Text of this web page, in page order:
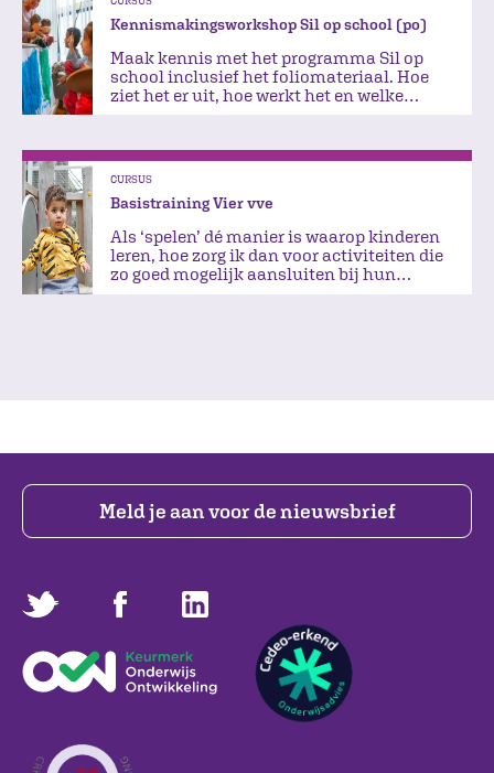
Kennismakingsworkshop Sil op school (po)
Maak kennis met het programma Sil op
school inclusief het foliomateriaal. Hoe
ziet het er uit, hoe werkt het en welke
CURSUS
Basistraining Vier vve
Als ‘spelen’ dé manier is waarop kinderen
leren, hoe zorg ik dan voor activiteiten die
zo goed mogelijk aansluiten bij hun
Meld je aan voor de nieuwsbrief